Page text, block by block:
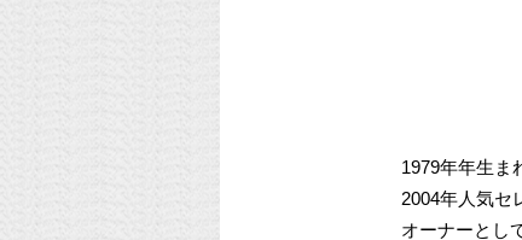
1979年年生ま
2004年人気セ
オーナーとし